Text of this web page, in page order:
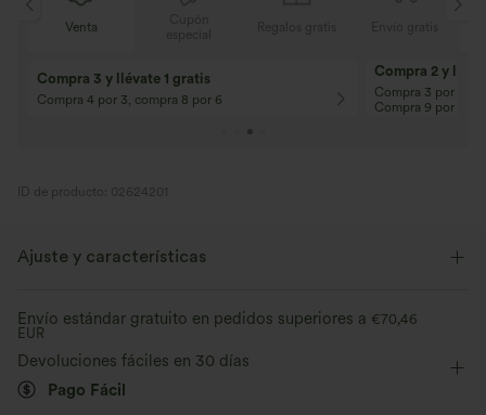
Cupón
especial
10% de descuento
¡En pedidos superiores a 107,00 EUR!
Código: Aug2026
12% de
¡En pedidos
Código: Aug2026
ID de producto: 02624201
Ajuste y características
Shorts integrados Cintura plana Con bolsillos
Fácil de poner Fiesta & Boda
Elasticidad alta
Envío estándar gratuito en pedidos superiores a €70,46
EUR
Devoluciones fáciles en 30 días
Pago Fácil